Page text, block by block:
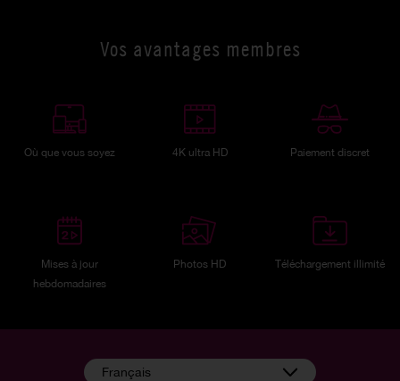
Vos avantages membres
Où que vous soyez 4K ultra HD Paiement discret
Mises à jour
hebdomadaires
Photos HD Téléchargement illimité
Français